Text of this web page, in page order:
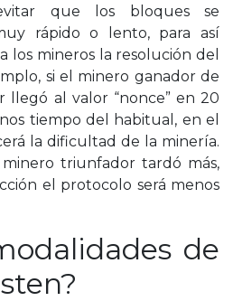
que los bloques se
rápido o lento, para así
los mineros la resolución del
si el minero ganador de
llegó al valor “nonce” en 20
tiempo del habitual, en el
la dificultad de la minería.
triunfador tardó más,
el protocolo será menos
de